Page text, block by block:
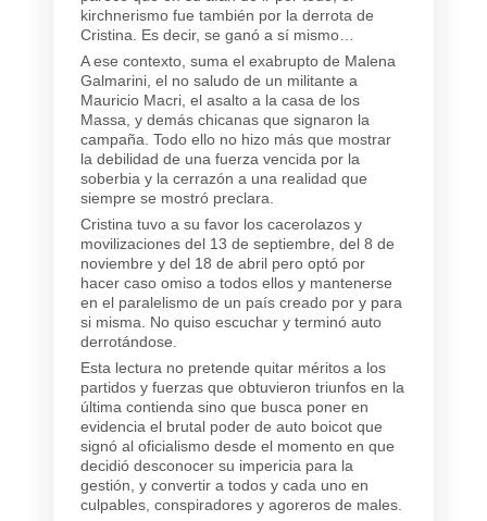
kirchnerismo fue también por la derrota de
Cristina. Es decir, se ganó a sí mismo…
A ese contexto, suma el exabrupto de Malena
Galmarini, el no saludo de un militante a
Mauricio Macri, el asalto a la casa de los
Massa, y demás chicanas que signaron la
campaña. Todo ello no hizo más que mostrar
la debilidad de una fuerza vencida por la
soberbia y la cerrazón a una realidad que
siempre se mostró preclara.
Cristina tuvo a su favor los cacerolazos y
movilizaciones del 13 de septiembre, del 8 de
noviembre y del 18 de abril pero optó por
hacer caso omiso a todos ellos y mantenerse
en el paralelismo de un país creado por y para
si misma. No quiso escuchar y terminó auto
derrotándose.
Esta lectura no pretende quitar méritos a los
partidos y fuerzas que obtuvieron triunfos en la
última contienda sino que busca poner en
evidencia el brutal poder de auto boicot que
signó al oficialismo desde el momento en que
decidió desconocer su impericia para la
gestión, y convertir a todos y cada uno en
culpables, conspiradores y agoreros de males.